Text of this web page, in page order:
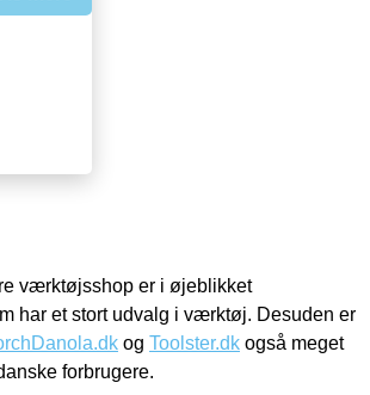
værktøjsshop er i øjeblikket
har et stort udvalg i værktøj. Desuden er
og Toolster.dk også meget
forbrugere.